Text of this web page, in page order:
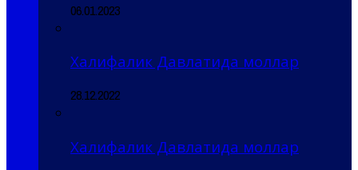
06.01.2023
Халифалик Давлатида моллар
28.12.2022
Халифалик Давлатида моллар